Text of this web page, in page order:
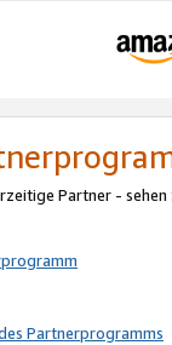
Partner - sehen
Partnerprogramms